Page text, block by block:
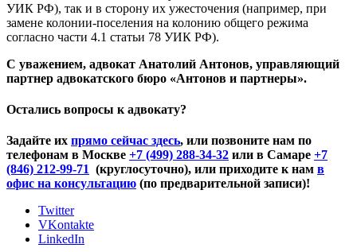
УИК РФ), так и в сторону их ужесточения (например, при
замене колонии-поселения на колонию общего режима
согласно части 4.1 статьи 78 УИК РФ).
С уважением, адвокат Анатолий Антонов, управляющий
партнер адвокатского бюро «Антонов и партнеры».
Остались вопросы к адвокату?
Задайте их прямо сейчас здесь, или позвоните нам по
телефонам в Москве +7 (499) 288-34-32 или в Самаре +7
(846) 212-99-71 (круглосуточно), или приходите к нам в
офис на консультацию (по предварительной записи)!
Twitter
VKontakte
LinkedIn